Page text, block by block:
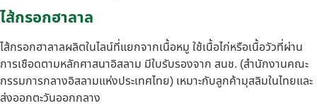
ไส้กรอกฮาลาล
ไส้กรอกฮาลาลผลิตในไลน์ที่แยกจากเนื้อหมู ใช้เนื้อไก่หรือเนื้อวัวที่ผ่าน
การเชือดตามหลักศาสนาอิสลาม มีใบรับรองจาก สนช. (สำนักงานคณะ
กรรมการกลางอิสลามแห่งประเทศไทย) เหมาะกับลูกค้ามุสลิมในไทยและ
ส่งออกตะวันออกกลาง